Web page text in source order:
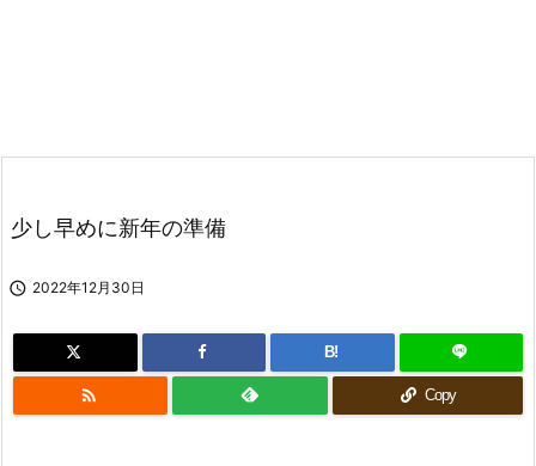
少し早めに新年の準備
 2022年12月30日
B!
 Copy